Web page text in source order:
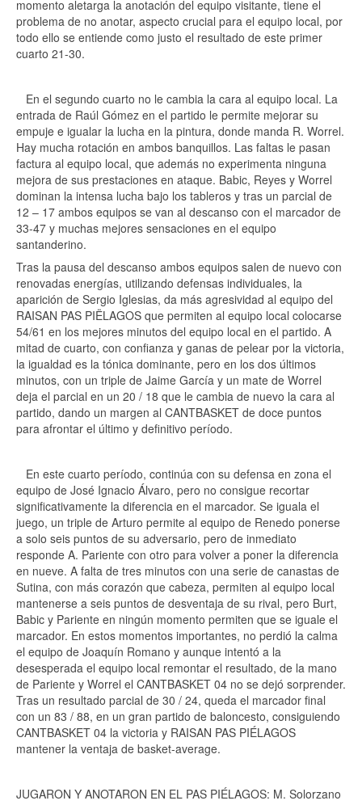
momento aletarga la anotación del equipo visitante, tiene el
problema de no anotar, aspecto crucial para el equipo local, por
todo ello se entiende como justo el resultado de este primer
cuarto 21-30.
En el segundo cuarto no le cambia la cara al equipo local. La
entrada de Raúl Gómez en el partido le permite mejorar su
empuje e igualar la lucha en la pintura, donde manda R. Worrel.
Hay mucha rotación en ambos banquillos. Las faltas le pasan
factura al equipo local, que además no experimenta ninguna
mejora de sus prestaciones en ataque. Babic, Reyes y Worrel
dominan la intensa lucha bajo los tableros y tras un parcial de
12 – 17 ambos equipos se van al descanso con el marcador de
33-47 y muchas mejores sensaciones en el equipo
santanderino.
Tras la pausa del descanso ambos equipos salen de nuevo con
renovadas energías, utilizando defensas individuales, la
aparición de Sergio Iglesias, da más agresividad al equipo del
RAISAN PAS PIËLAGOS que permiten al equipo local colocarse
54/61 en los mejores minutos del equipo local en el partido. A
mitad de cuarto, con confianza y ganas de pelear por la victoria,
la igualdad es la tónica dominante, pero en los dos últimos
minutos, con un triple de Jaime García y un mate de Worrel
deja el parcial en un 20 / 18 que le cambia de nuevo la cara al
partido, dando un margen al CANTBASKET de doce puntos
para afrontar el último y definitivo período.
En este cuarto período, continúa con su defensa en zona el
equipo de José Ignacio Álvaro, pero no consigue recortar
significativamente la diferencia en el marcador. Se iguala el
juego, un triple de Arturo permite al equipo de Renedo ponerse
a solo seis puntos de su adversario, pero de inmediato
responde A. Pariente con otro para volver a poner la diferencia
en nueve. A falta de tres minutos con una serie de canastas de
Sutina, con más corazón que cabeza, permiten al equipo local
mantenerse a seis puntos de desventaja de su rival, pero Burt,
Babic y Pariente en ningún momento permiten que se iguale el
marcador. En estos momentos importantes, no perdió la calma
el equipo de Joaquín Romano y aunque intentó a la
desesperada el equipo local remontar el resultado, de la mano
de Pariente y Worrel el CANTBASKET 04 no se dejó sorprender.
Tras un resultado parcial de 30 / 24, queda el marcador final
con un 83 / 88, en un gran partido de baloncesto, consiguiendo
CANTBASKET 04 la victoria y RAISAN PAS PIÉLAGOS
mantener la ventaja de basket-average.
JUGARON Y ANOTARON EN EL PAS PIÉLAGOS: M. Solorzano